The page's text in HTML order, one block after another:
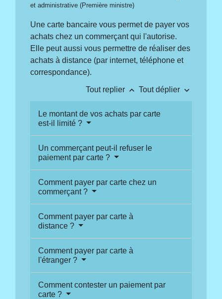
et administrative (Première ministre)
Une carte bancaire vous permet de payer vos
achats chez un commerçant qui l'autorise.
Elle peut aussi vous permettre de réaliser des
achats à distance (par internet, téléphone et
correspondance).
Tout replier keyboard_arrow_up Tout déplier keyboard_arrow_down
Le montant de vos achats par carte
est-il limité ?
Un commerçant peut-il refuser le
paiement par carte ?
Comment payer par carte chez un
commerçant ?
Comment payer par carte à
distance ?
Comment payer par carte à
l'étranger ?
Comment contester un paiement par
carte ?